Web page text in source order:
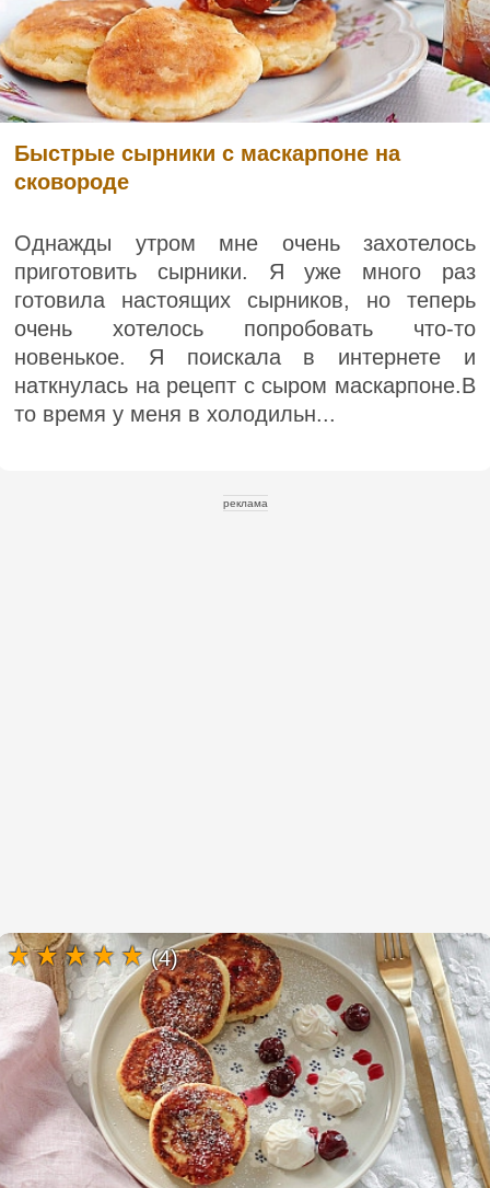
Быстрые сырники с маскарпоне на
сковороде
Однажды утром мне очень захотелось
приготовить сырники. Я уже много раз
готовила настоящих сырников, но теперь
очень хотелось попробовать что-то
новенькое. Я поискала в интернете и
наткнулась на рецепт с сыром маскарпоне.В
то время у меня в холодильн...
реклама
(4)